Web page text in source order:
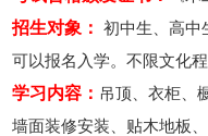
招生对象： 初中生、高中
可以报名入学。不限文化
学习内容： 吊顶、衣柜、
墙面装修安装、贴木地板